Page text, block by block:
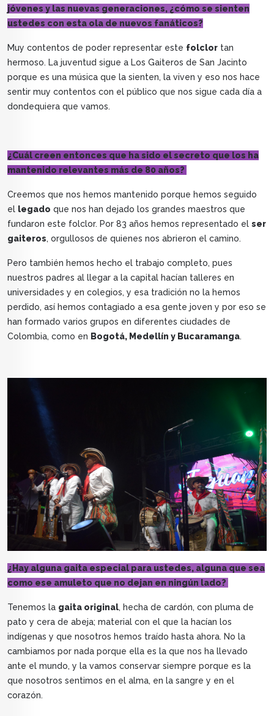
jóvenes y las nuevas generaciones, ¿cómo se sienten
ustedes con esta ola de nuevos fanáticos?
Muy contentos de poder representar este folclor tan
hermoso. La juventud sigue a Los Gaiteros de San Jacinto
porque es una música que la sienten, la viven y eso nos hace
sentir muy contentos con el público que nos sigue cada día a
dondequiera que vamos.
¿Cuál creen entonces que ha sido el secreto que los ha
mantenido relevantes más de 80 años?
Creemos que nos hemos mantenido porque hemos seguido
el legado que nos han dejado los grandes maestros que
fundaron este folclor. Por 83 años hemos representado el ser
gaiteros, orgullosos de quienes nos abrieron el camino.
Pero también hemos hecho el trabajo completo, pues
nuestros padres al llegar a la capital hacían talleres en
universidades y en colegios, y esa tradición no la hemos
perdido, así hemos contagiado a esa gente joven y por eso se
han formado varios grupos en diferentes ciudades de
Colombia, como en Bogotá, Medellín y Bucaramanga.
¿Hay alguna gaita especial para ustedes, alguna que sea
como ese amuleto que no dejan en ningún lado?
Tenemos la gaita original, hecha de cardón, con pluma de
pato y cera de abeja; material con el que la hacían los
indígenas y que nosotros hemos traído hasta ahora. No la
cambiamos por nada porque ella es la que nos ha llevado
ante el mundo, y la vamos conservar siempre porque es la
que nosotros sentimos en el alma, en la sangre y en el
corazón.